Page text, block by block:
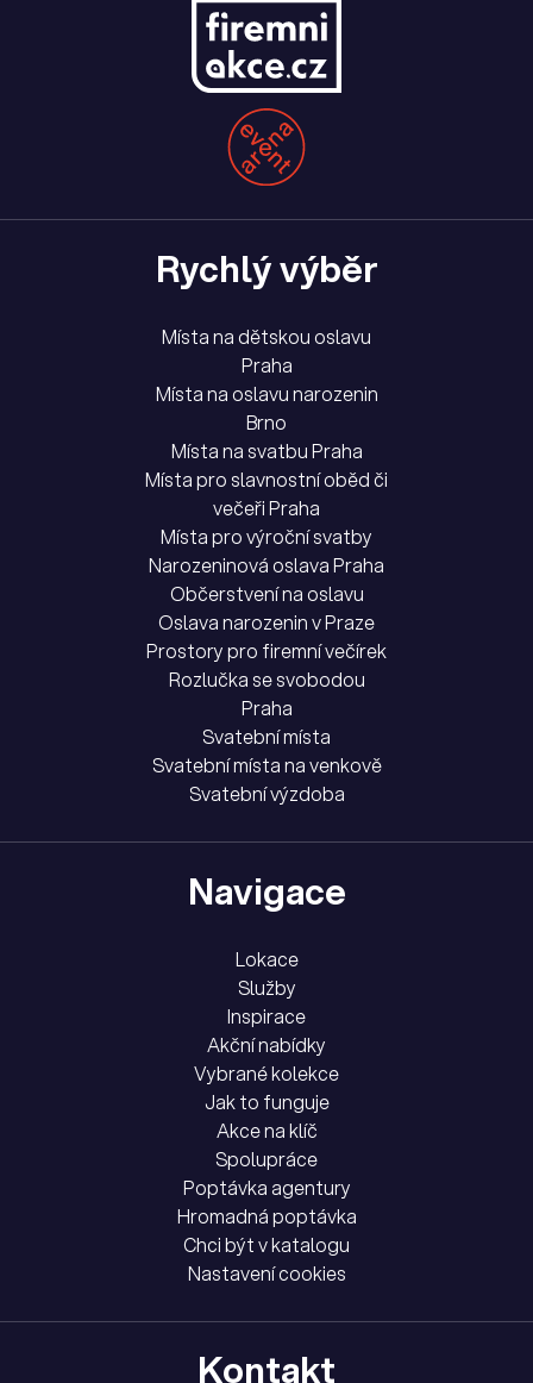
Rychlý výběr
Místa na dětskou oslavu
Praha
Místa na oslavu narozenin
Brno
Místa na svatbu Praha
Místa pro slavnostní oběd či
večeři Praha
Místa pro výroční svatby
Narozeninová oslava Praha
Občerstvení na oslavu
Oslava narozenin v Praze
Prostory pro firemní večírek
Rozlučka se svobodou
Praha
Svatební místa
Svatební místa na venkově
Svatební výzdoba
Navigace
Lokace
Služby
Inspirace
Akční nabídky
Vybrané kolekce
Jak to funguje
Akce na klíč
Spolupráce
Poptávka agentury
Hromadná poptávka
Chci být v katalogu
Nastavení cookies
Kontakt